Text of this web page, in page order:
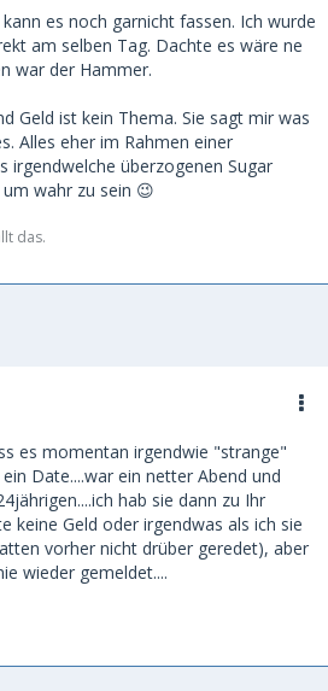
es noch garnicht fassen. Ich wurde
am selben Tag. Dachte es wäre ne
war der Hammer.
Geld ist kein Thema. Sie sagt mir was
Alles eher im Rahmen einer
irgendwelche überzogenen Sugar
wahr zu sein 😉
das.
es momentan irgendwie "strange"
Date....war ein netter Abend und
hab sie dann zu Ihr
keine Geld oder irgendwas als ich sie
vorher nicht drüber geredet), aber
wieder gemeldet....